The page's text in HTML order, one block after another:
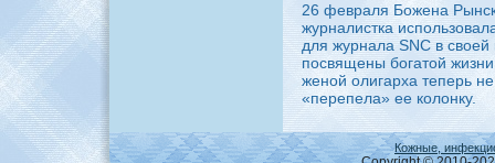
26 февраля Божена
журналистка
для журнала SNC в
посвящены богатой
женой олигарха теперь
«перепела» ее колонку.
Кожные,